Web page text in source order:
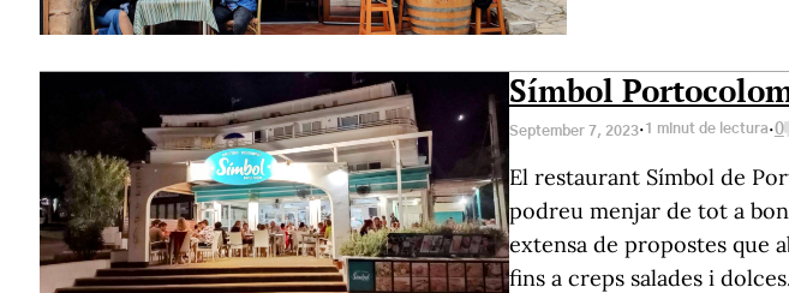
Símbol
September 7, 2023·1 minut de lectura·0
El restaurant Símbol de
podreu menjar de tot a
extensa de propostes que
fins a creps salades i